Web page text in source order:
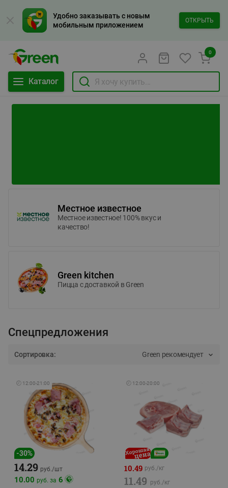
Удобно заказывать с новым
мобильным приложением
ОТКРЫТЬ
Каталог
0
Местное известное
Местное известное! 100% вкус и
качество!
Green kitchen
Пицца c доставкой в Green
Спецпредложения
Сортировка: Green рекомендует
🕘 12:00-21:00
-30%
14.29 руб./шт
10.00 руб. за 6
🕘 12:00-20:00
10.49 руб./кг
11.49 руб./кг